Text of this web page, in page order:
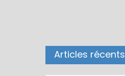
Articles récents